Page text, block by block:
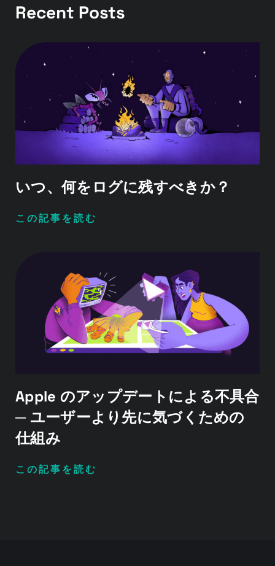
Recent Posts
いつ、何をログに残すべきか？
この記事を読む
Apple のアップデートによる不具合
─ ユーザーより先に気づくための
仕組み
この記事を読む